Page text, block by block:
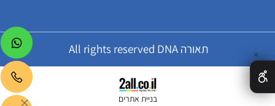
תאורה All rights reserved DNA
בניית אתרים
✕